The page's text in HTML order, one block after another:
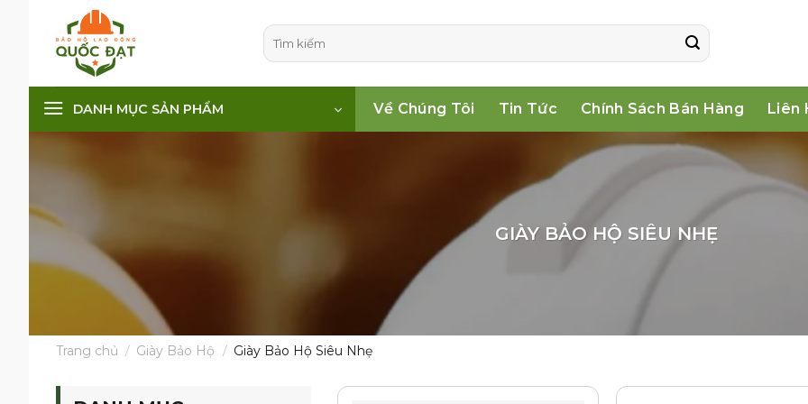
content
Tìm
kiếm:
DANH MỤC SẢN PHẨM Về Chúng Tôi Tin Tức Chính Sách Bán Hàng Liên
GIÀY BẢO HỘ SIÊU NHẸ
Trang chủ / Giày Bảo Hộ / Giày Bảo Hộ Siêu Nhẹ